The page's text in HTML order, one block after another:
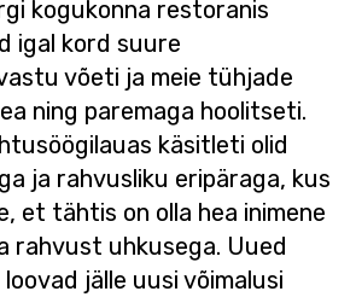
kogukonna restoranis
igal kord suure
võeti ja meie tühjade
ning paremaga hoolitseti.
käsitleti olid
ja rahvusliku eripäraga, kus
et tähtis on olla hea inimene
rahvust uhkusega. Uued
jälle uusi võimalusi